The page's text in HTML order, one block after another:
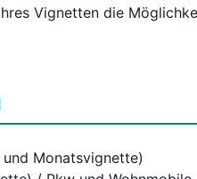
Vignetten die
Monatsvignette)